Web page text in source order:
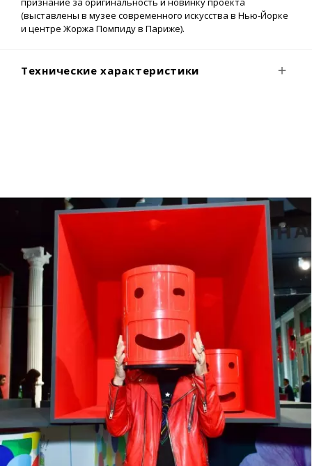
(выставлены в музее современного искусства в Нью-Йорке
и центре Жоржа Помпиду в Париже).
Технические характеристики